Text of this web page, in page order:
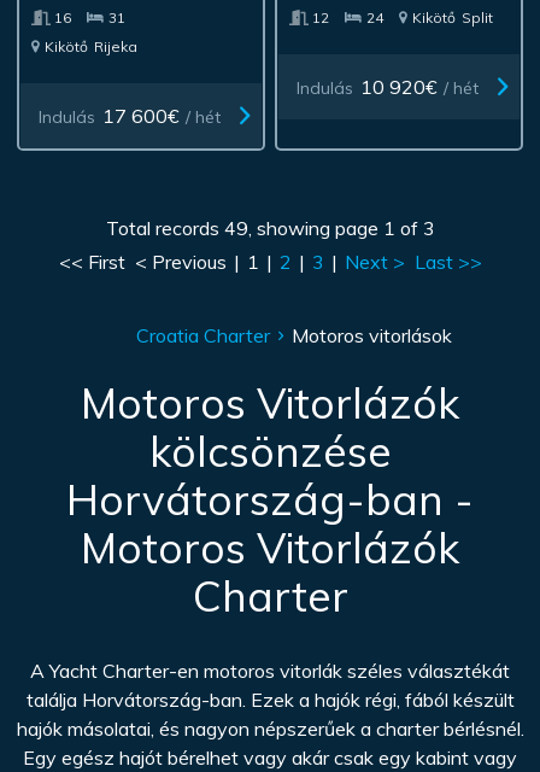
16
31
Kikötő Rijeka
Indulás 17 600€ / hét
12
24 Kikötő Split
Indulás 10 920€ / hét
Total records 49, showing page 1 of 3
<< First < Previous | 1 | 2 | 3 | Next > Last >>
Croatia Charter Motoros vitorlások
Motoros Vitorlázók
kölcsönzése
Horvátország-ban -
Motoros Vitorlázók
Charter
A Yacht Charter-en motoros vitorlák széles választékát
találja Horvátország-ban. Ezek a hajók régi, fából készült
hajók másolatai, és nagyon népszerűek a charter bérlésnél.
Egy egész hajót bérelhet vagy akár csak egy kabint vagy